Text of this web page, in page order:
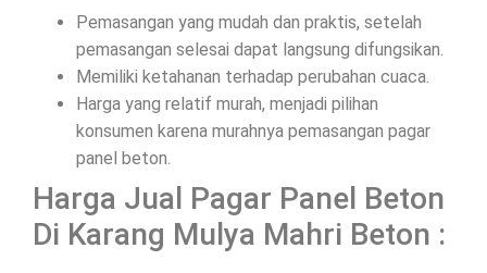
Pemasangan yang mudah dan praktis, setelah
pemasangan selesai dapat langsung difungsikan.
Memiliki ketahanan terhadap perubahan cuaca.
Harga yang relatif murah, menjadi pilihan
konsumen karena murahnya pemasangan pagar
panel beton.
Harga Jual Pagar Panel Beton
Di Karang Mulya Mahri Beton :